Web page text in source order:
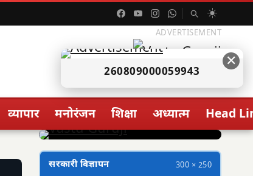
☀️
ADVERTISEMENT
व्यापार मनोरंजन शिक्षा अध्यात्म Head
सरकारी विज्ञापन 300 × 250
✕
260809000059943